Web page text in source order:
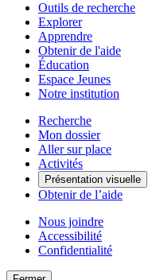
Outils de recherche
Explorer
Apprendre
Obtenir de l'aide
Éducation
Espace Jeunes
Notre institution
Recherche
Mon dossier
Aller sur place
Activités
Présentation visuelle
Obtenir de l’aide
Nous joindre
Accessibilité
Confidentialité